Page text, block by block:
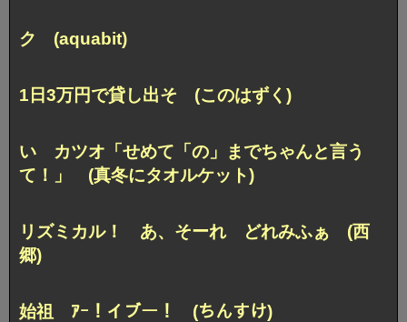
ク (aquabit)
1日3万円で貸し出そ (このはずく)
い カツオ「せめて「の」までちゃんと言う
て！」 (真冬にタオルケット)
リズミカル！ あ、そーれ どれみふぁ (西
郷)
始祖 ｱｰ！イブー！ (ちんすけ)